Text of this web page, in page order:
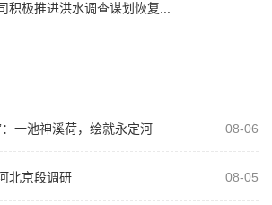
积极推进洪水调查谋划恢复...
：一池神溪荷，绘就永定河
08-06
北京段调研 08-05